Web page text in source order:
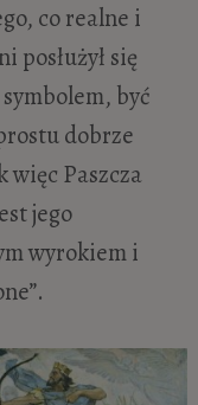
co realne i
posłużył się
być
dobrze
więc Paszcza
jego
wyrokiem i